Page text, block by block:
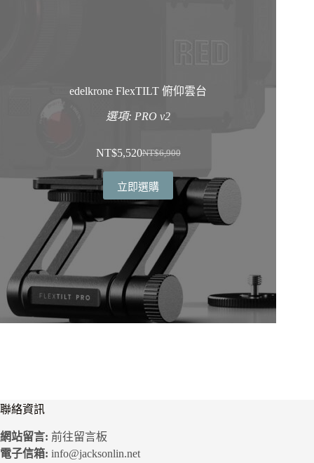
edelkrone FlexTILT 俯仰雲台
選項: PRO v2
NT$6,900
原
始
價
格：
NT$6,900。
NT$5,520目
前
價
格：
NT$5,520。
立即選購
聯絡資訊
網站留言: 前往留言板
電子信箱: info@jacksonlin.net